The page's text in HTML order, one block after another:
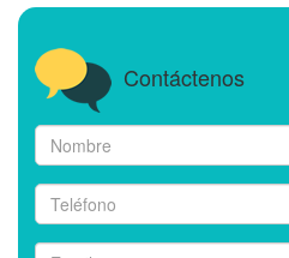
Contáctenos
Nombre
Teléfono